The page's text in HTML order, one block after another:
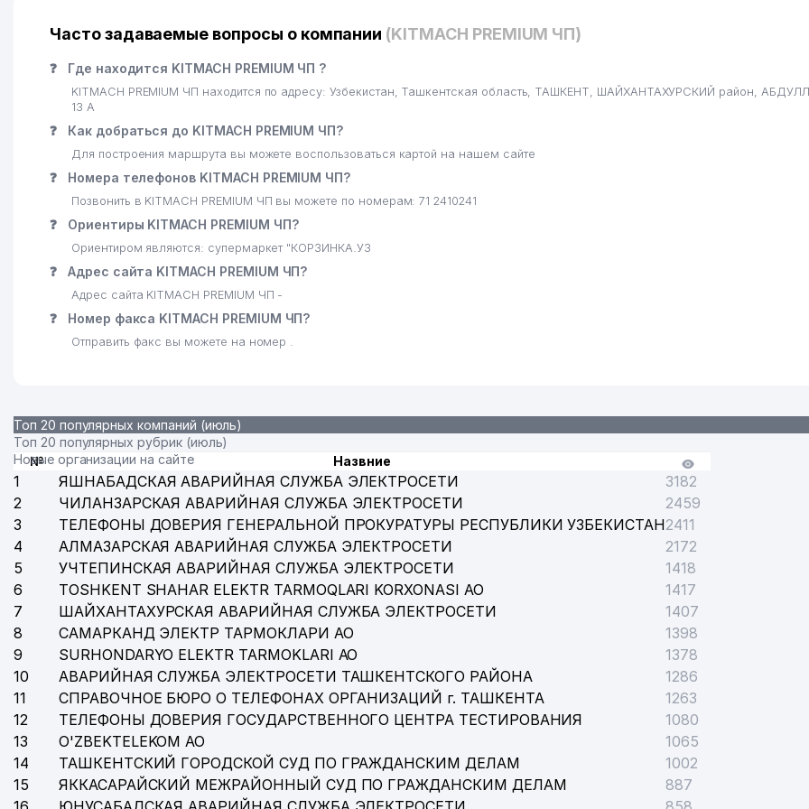
22 ГОСТИНИЦА РО УЗБЕКГОСЦИРК
23 ХОКИМИЯТ ШАЙХАНТАХУРСКОГО РАЙОНА
GLOBAL EDUCATION ENTERPRISE НОУ
26 НИИ МИКРОБИОЛОГИИ АН РУз
SHIRIN SHAXLO ЧП
30 TOSHKENT ТЕЛЕКАНАЛ
33 ГОСУДАРСТВЕННЫЙ МУЗЕЙ ЛИТЕРАТУРЫ им. АЛИШЕРА НАВОИ
34 * КАЗАХСТАНА
ANKA ООО ИИ
PAXTAKOR ЧП
АКАДЕМИЧЕСКИЙ ЛИЦЕЙ ПРИ ТАШКЕНТСКОМ ГОСУДАРСТВЕННОМ ЮРИДИЧЕСКОМ УНИВЕРСИТЕТЕ (ТашГЮИ)
УЗБЕКГОСЦИРК РО
KIMYOTRANS ООО
KUDRAT STOMADENT ООО
НАЦИОНАЛЬНЫЙ ОЛИМПИЙСКИЙ КОМИТЕТ УЗБЕКИСТАНА
МИНИСТЕРСТВО ЗДРАВООХРАНЕНИЯ РЕСПУБЛИКИ УЗБЕКИСТАН
EL JANNAT MANZURAXON ЧП
Часто задаваемые вопросы о компании (KITMACH PREMIUM ЧП)
❓ Где находится KITMACH PREMIUM ЧП ?
KITMACH PREMIUM ЧП находится по адресу: Узбекистан, Ташкентская область, ТАШКЕНТ, ШАЙХАНТАХУРСКИЙ район,
13 А
❓ Как добраться до KITMACH PREMIUM ЧП?
Для построения маршрута вы можете воспользоваться картой на нашем сайте
❓ Номера телефонов KITMACH PREMIUM ЧП?
Позвонить в KITMACH PREMIUM ЧП вы можете по номерам: 71 2410241
❓ Ориентиры KITMACH PREMIUM ЧП?
Ориентиром являются: супермаркет "КОРЗИНКА.УЗ
❓ Адрес сайта KITMACH PREMIUM ЧП?
Адрес сайта KITMACH PREMIUM ЧП -
❓ Номер факса KITMACH PREMIUM ЧП?
Отправить факс вы можете на номер .
Топ 20 популярных компаний (июль)
Топ 20 популярных рубрик (июль)
Новые организации на сайте
№ Назвние
1 ЯШНАБАДСКАЯ АВАРИЙНАЯ СЛУЖБА ЭЛЕКТРОСЕТИ
3182
2
ЧИЛАНЗАРСКАЯ АВАРИЙНАЯ СЛУЖБА ЭЛЕКТРОСЕТИ
2459
3
ТЕЛЕФОНЫ ДОВЕРИЯ ГЕНЕРАЛЬНОЙ ПРОКУРАТУРЫ РЕСПУБЛИКИ УЗБЕКИСТАН2411
4
АЛМАЗАРСКАЯ АВАРИЙНАЯ СЛУЖБА ЭЛЕКТРОСЕТИ
2172
5
УЧТЕПИНСКАЯ АВАРИЙНАЯ СЛУЖБА ЭЛЕКТРОСЕТИ
1418
6
TOSHKENT SHAHAR ELEKTR TARMOQLARI KORXONASI АО
1417
7
ШАЙХАНТАХУРСКАЯ АВАРИЙНАЯ СЛУЖБА ЭЛЕКТРОСЕТИ
1407
8
САМАРКАНД ЭЛЕКТР ТАРМОКЛАРИ АО
1398
9
SURHONDARYO ELEKTR TARMOKLARI АО
1378
10
АВАРИЙНАЯ СЛУЖБА ЭЛЕКТРОСЕТИ ТАШКЕНТСКОГО РАЙОНА
1286
11
СПРАВОЧНОЕ БЮРО О ТЕЛЕФОНАХ ОРГАНИЗАЦИЙ г. ТАШКЕНТА
1263
12
ТЕЛЕФОНЫ ДОВЕРИЯ ГОСУДАРСТВЕННОГО ЦЕНТРА ТЕСТИРОВАНИЯ
1080
13
O'ZBEKTELEKOM АО
1065
14
ТАШКЕНТСКИЙ ГОРОДСКОЙ СУД ПО ГРАЖДАНСКИМ ДЕЛАМ
1002
15
ЯККАСАРАЙСКИЙ МЕЖРАЙОННЫЙ СУД ПО ГРАЖДАНСКИМ ДЕЛАМ
887